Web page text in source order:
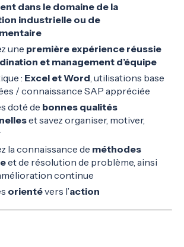
dans le domaine de la
industrielle ou de
une première expérience réussie
et management d’équipe
: Excel et Word, utilisations base
/ connaissance SAP appréciée
doté de bonnes qualités
et savez organiser, motiver,
la connaissance de méthodes
et de résolution de problème, ainsi
continue
orientévers l’action